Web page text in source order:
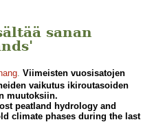
sanan
. Viimeisten vuosisatojen
vaikutus ikiroutasoiden
muutoksiin.
peatland hydrology and
climate phases during the last